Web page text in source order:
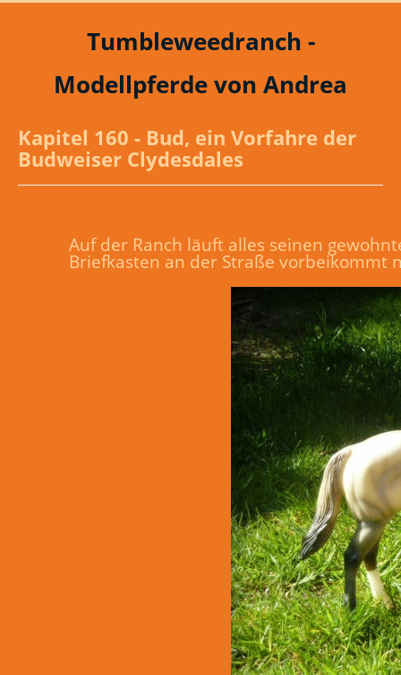
Tumbleweedranch -
Modellpferde von Andrea
Kapitel 160 - Bud, ein Vorfahre der
Budweiser Clydesdales
Auf der Ranch läuft alles seinen
Briefkasten an der Straße vorbeikommt